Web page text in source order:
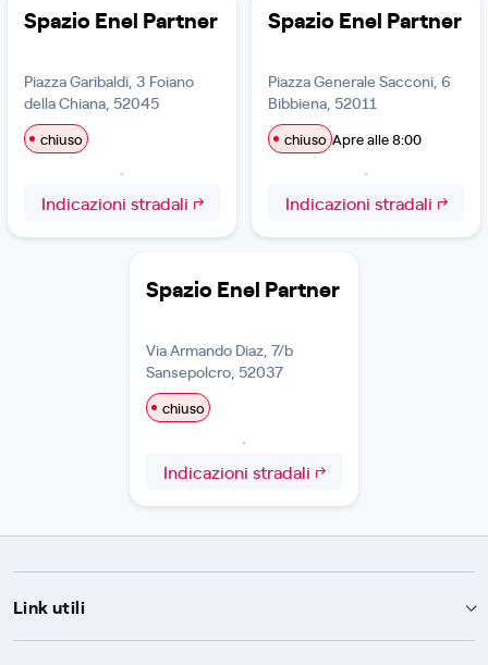
Spazio Enel Partner
Piazza Garibaldi, 3 Foiano
della Chiana, 52045
chiuso
Indicazioni stradali
Spazio Enel Partner
Piazza Generale Sacconi, 6
Bibbiena, 52011
chiuso Apre alle 8:00
Indicazioni stradali
Spazio Enel Partner
Via Armando Diaz, 7/b
Sansepolcro, 52037
chiuso
Indicazioni stradali
Link utili